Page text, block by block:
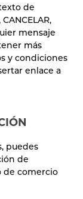
de
mensaje
más
y condiciones
enlace a
puedes
de
de comercio